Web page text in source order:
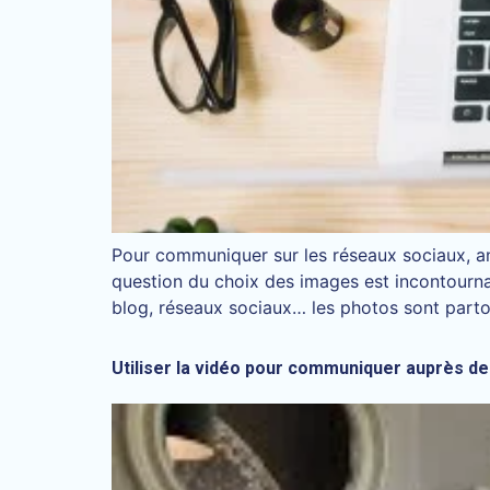
Pour communiquer sur les réseaux sociaux,
question du choix des images est
blog, réseaux sociaux… les photos sont
Utiliser la vidéo pour communiquer auprès